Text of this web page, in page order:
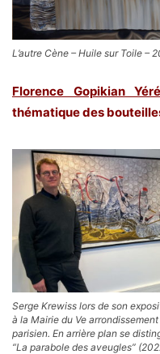
L’autre Cène – Huile sur Toile –
Florence Gopikian
thématique des
Serge Krewiss lors de son
à la Mairie du Ve arrondissement
parisien. En arrière plan se
“La parabole des aveugles”